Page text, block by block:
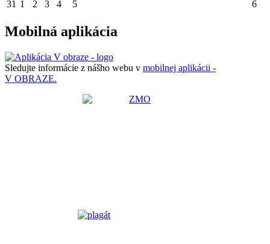
31 1 2 3 4 5 6
Mobilná aplikácia
Sledujte informácie z nášho webu v mobilnej aplikácii -
V OBRAZE.